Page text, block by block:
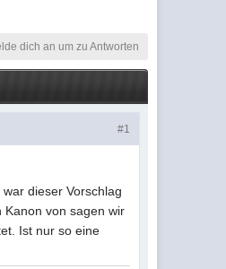
dich an um zu Antworten
#1
dieser Vorschlag
Kanon von sagen wir
Ist nur so eine